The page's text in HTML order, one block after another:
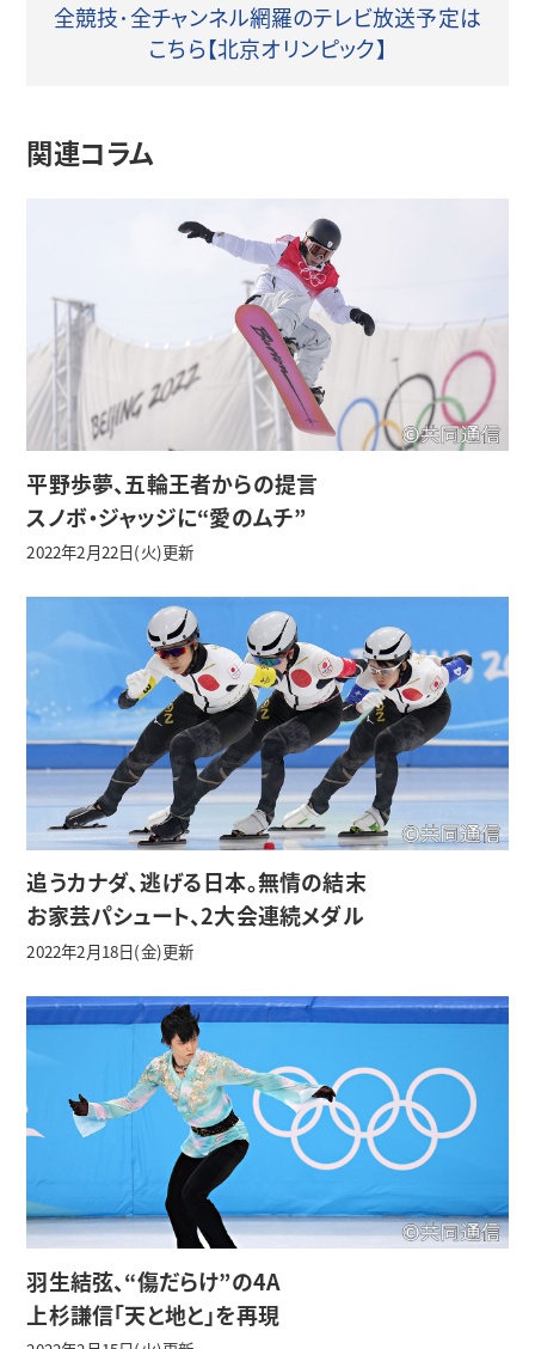
全競技･全チャンネル網羅のテレビ放送予定は
こちら【北京オリンピック】
関連コラム
平野歩夢、五輪王者からの提言
スノボ・ジャッジに“愛のムチ”
2022年2月22日(火)更新
追うカナダ、逃げる日本。無情の結末
お家芸パシュート、2大会連続メダル
2022年2月18日(金)更新
羽生結弦、“傷だらけ”の4A
上杉謙信「天と地と」を再現